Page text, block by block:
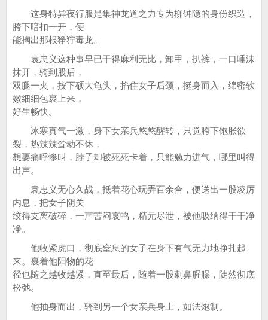
这身特异夜行服是集神龙道之力专为柳钟隐的身份织造，
胯下暗扣一开，便
能掏出那根狰狞毒龙。
袁忠义这种事早已干得麻利无比，卸甲，扒裤，一口唾沫
抹开，骑到股后，
双腿一夹，按下硕大龟头，掐住女子后颈，挺身而入，绵密软
嫩细细包裹上来，
好生畅快。
冰寒真气一激，身下女亲兵悠悠醒转，只觉胯下饱胀欲
裂，热辣辣耸动不休，
想要痛呼惨叫，脖子却被死死卡着，只能勉力进气，哪里叫得
出声。
袁忠义无心久战，抵着花心玩弄百余合，便送出一股凌厉
内息，把女子阴关
绞得支离破碎，一声苦闷哀鸣，精元尽泄，被他吸纳得干干净
净。
他收紧虎口，彻底窒息的女子在身下有气无力地挣扎起
来。裹着他阳物的花
径也随之越收越紧，直至最后，随着一股刺鼻腥臊，陡然彻底
松弛。
他抽身而出，骑到另一个女亲兵身上，如法炮制。